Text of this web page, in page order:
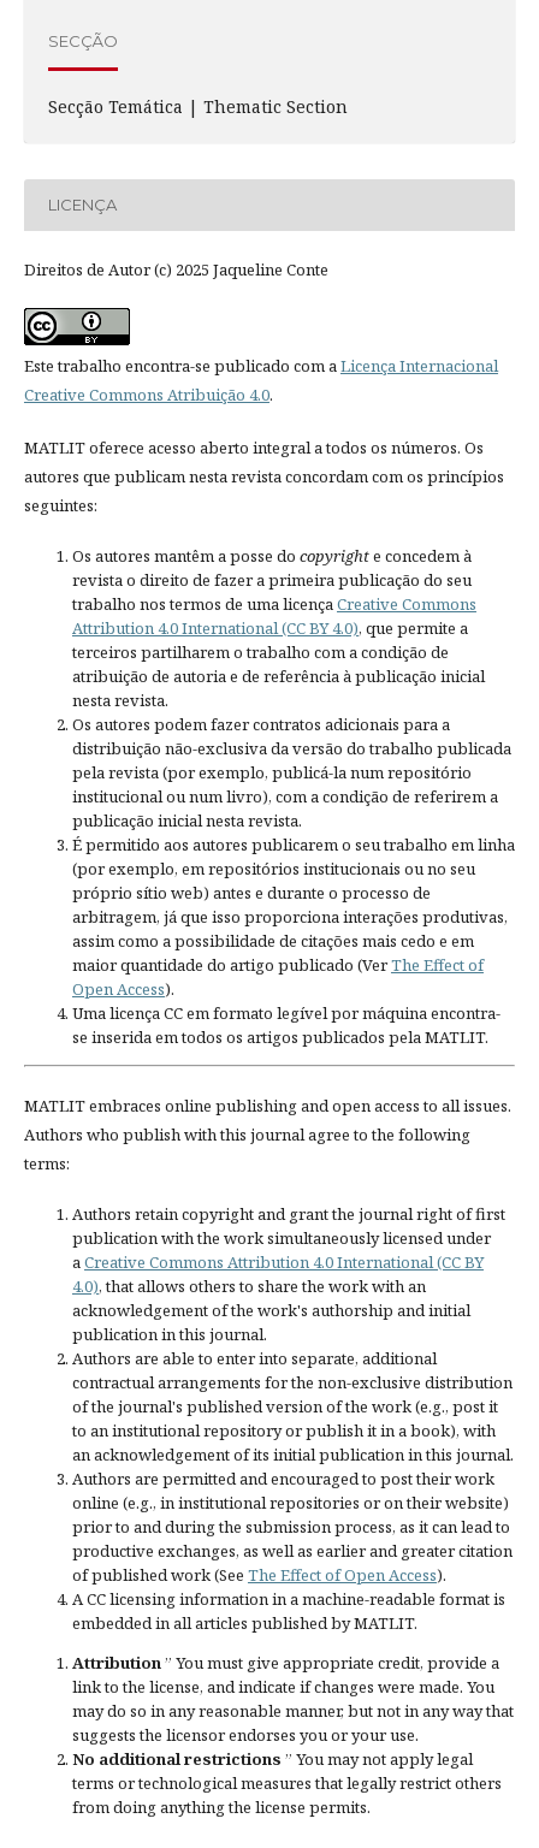
SECÇÃO
Secção Temática | Thematic Section
LICENÇA
Direitos de Autor (c) 2025 Jaqueline Conte
Este trabalho encontra-se publicado com aLicença Internacional
Creative Commons Atribuição 4.0.
MATLIT oferece acesso aberto integral a todos os números. Os
autores que publicam nesta revista concordam com os princípios
seguintes:
Os autores mantêm a posse do copyrighte concedem à
revista o direito de fazer a primeira publicação do seu
trabalho nos termos de uma licençaCreative Commons
Attribution 4.0 International (CC BY 4.0), que permite a
terceiros partilharem o trabalho com a condição de
atribuição de autoria e de referência à publicação inicial
nesta revista.
Os autores podem fazer contratos adicionais para a
distribuição não-exclusiva da versão do trabalho publicada
pela revista (por exemplo, publicá-la num repositório
institucional ou num livro), com a condição de referirem a
publicação inicial nesta revista.
É permitido aos autores publicarem o seu trabalho em linha
(por exemplo, em repositórios institucionais ou no seu
próprio sítio web) antes e durante o processo de
arbitragem, já que isso proporciona interações produtivas,
assim como a possibilidade de citações mais cedo e em
maior quantidade do artigo publicado (VerThe Effect of
Open Access).
Uma licença CC em formato legível por máquina encontra-
se inserida em todos os artigos publicados pela MATLIT.
MATLIT embraces online publishing and open access to all issues.
Authors who publish with this journal agree to the following
terms:
Authors retain copyright and grant the journal right of first
publication with the work simultaneously licensed under
aCreative Commons Attribution 4.0 International (CC BY
4.0), that allows others to share the work with an
acknowledgement of the work's authorship and initial
publication in this journal.
Authors are able to enter into separate, additional
contractual arrangements for the non-exclusive distribution
of the journal's published version of the work (e.g., post it
to an institutional repository or publish it in a book), with
an acknowledgement of its initial publication in this journal.
Authors are permitted and encouraged to post their work
online (e.g., in institutional repositories or on their website)
prior to and during the submission process, as it can lead to
productive exchanges, as well as earlier and greater citation
of published work (See The Effect of Open Access).
A CC licensing information in a machine-readable format is
embedded in all articles published by MATLIT.
Attribution” You must give appropriate credit, provide a
link to the license, andindicate if changes were made. You
may do so in any reasonable manner, but not in any way that
suggests the licensor endorses you or your use.
No additional restrictions ” You may not apply legal
terms ortechnological measuresthat legally restrict others
from doing anything the license permits.